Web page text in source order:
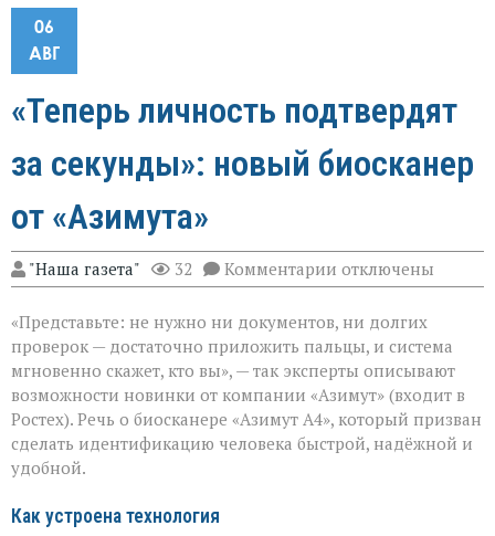
06
АВГ
«Теперь личность подтвердят
за секунды»: новый биосканер
от «Азимута»
"Наша газета" 32 Комментарии к
записи
личность
подтвердят
за
секунды»:
новый
биосканер
от
«Азимута»
отключены
«Представьте: не нужно ни документов, ни долгих
проверок — достаточно приложить пальцы, и система
мгновенно скажет, кто вы», — так эксперты описывают
возможности новинки от компании «Азимут» (входит в
Ростех). Речь о биосканере «Азимут А4», который призван
сделать идентификацию человека быстрой, надёжной и
удобной.
Как устроена технология